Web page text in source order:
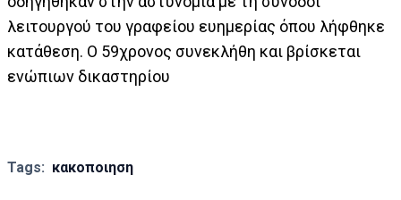
λειτουργού του γραφείου ευημερίας όπου λήφθηκε
κατάθεση. Ο 59χρονος συνεκλήθη και βρίσκεται
ενώπιων δικαστηρίου
Tags: κακοποιηση